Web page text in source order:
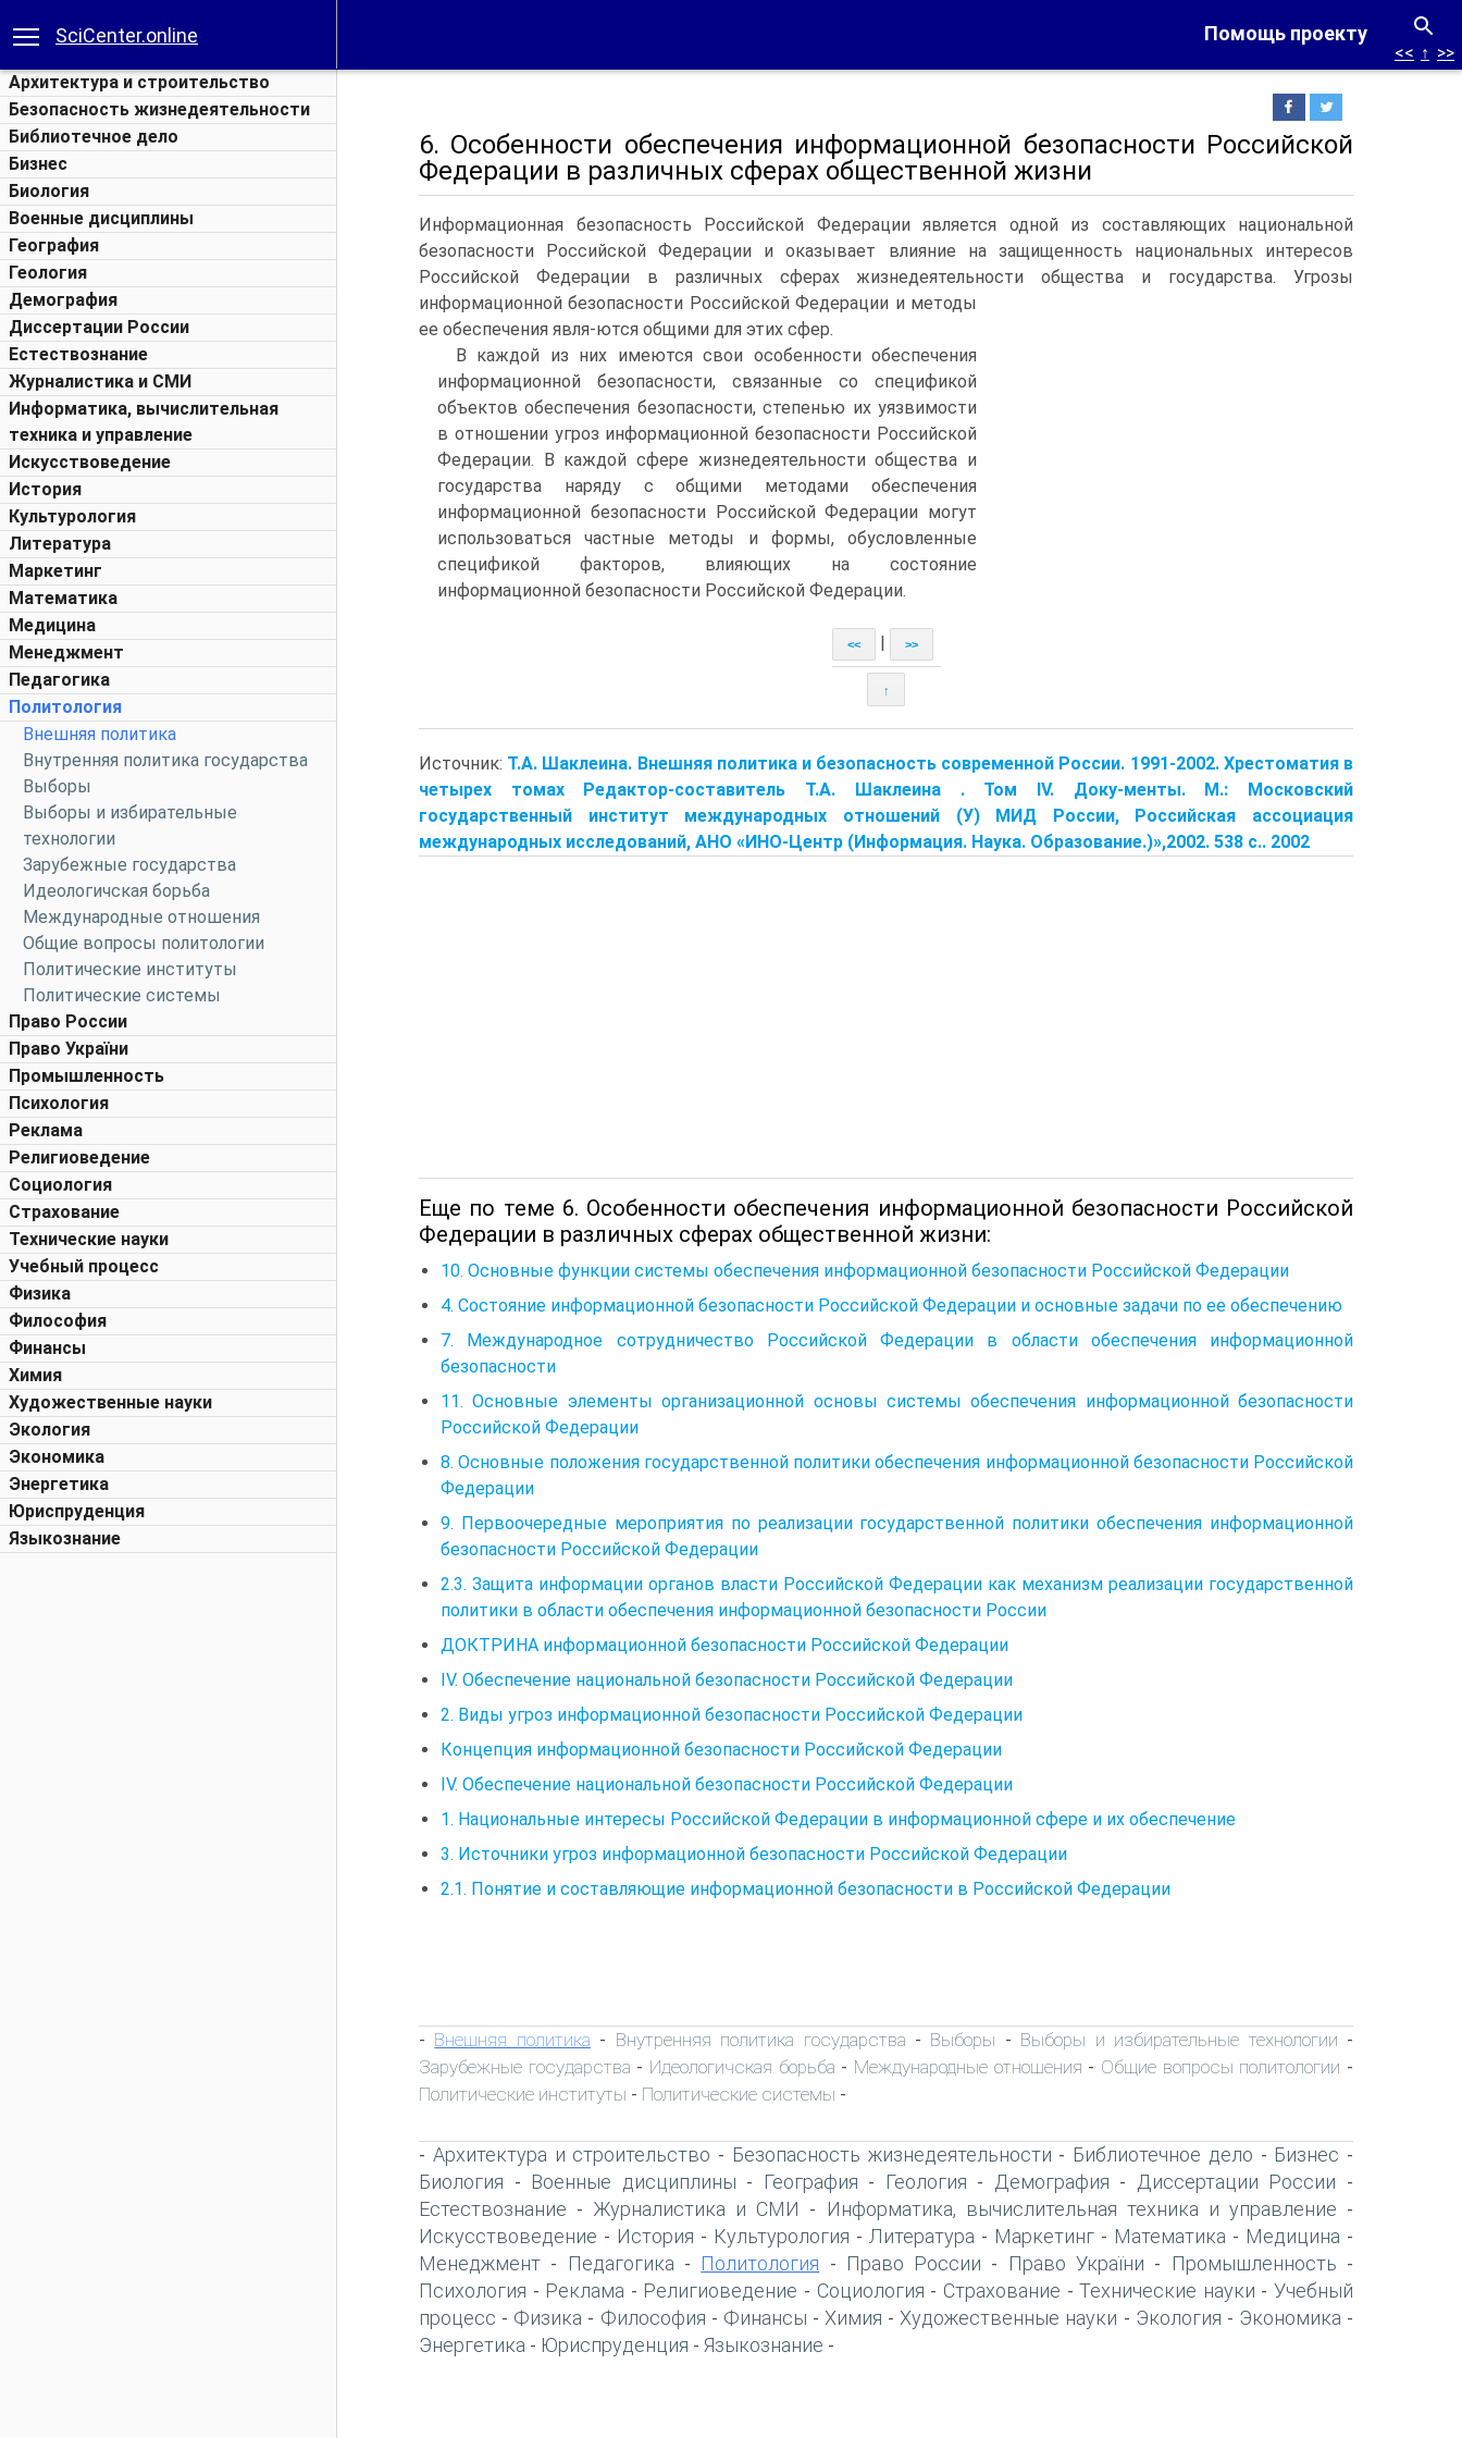
Помощь проекту
SciCenter.online
Архитектура и строительство
Безопасность жизнедеятельности
Библиотечное дело
Бизнес
Биология
Военные дисциплины
География
Геология
Демография
Диссертации России
Естествознание
Журналистика и СМИ
Информатика, вычислительная
техника и управление
Искусствоведение
История
Культурология
Литература
Маркетинг
Математика
Медицина
Менеджмент
Педагогика
Политология
Внешняя политика
Внутренняя политика государства
Выборы
Выборы и избирательные
технологии
Зарубежные государства
Идеологичская борьба
Международные отношения
Общие вопросы политологии
Политические институты
Политические системы
Право России
Право України
Промышленность
Психология
Реклама
Религиоведение
Социология
Страхование
Технические науки
Учебный процесс
Физика
Философия
Финансы
Химия
Художественные науки
Экология
Экономика
Энергетика
Юриспруденция
Языкознание
<< ↑ >>
6. Особенности обеспечения информационной безопасности Российской
Федерации в различных сферах общественной жизни
Информационная безопасность Российской Федерации является одной из составляющих национальной
безопасности Российской Федерации и оказывает влияние на защищенность национальных интересов
Российской Федерации в различных сферах жизнедеятельности общества и государства. Угрозы
информационной безопасности Российской Федерации и методы
ее обеспечения явля-ются общими для этих сфер.
В каждой из них имеются свои особенности обеспечения
информационной безопасности, связанные со спецификой
объектов обеспечения безопасности, степенью их уязвимости
в отношении угроз информационной безопасности Российской
Федерации. В каждой сфере жизнедеятельности общества и
государства наряду с общими методами обеспечения
информационной безопасности Российской Федерации могут
использоваться частные методы и формы, обусловленные
спецификой факторов, влияющих на состояние
информационной безопасности Российской Федерации.
<< >>
↑
Источник: Т.А. Шаклеина. Внешняя политика и безопасность современной России. 1991-2002. Хрестоматия в
четырех томах Редактор-составитель Т.А. Шаклеина . Том IV. Доку-менты. М.: Московский
государственный институт международных отношений (У) МИД России, Российская ассоциация
международных исследований, АНО «ИНО-Центр (Информация. Наука. Образование.)»,2002. 538 с.. 2002
Еще по теме 6. Особенности обеспечения информационной безопасности Российской
Федерации в различных сферах общественной жизни:
10. Основные функции системы обеспечения информационной безопасности Российской Федерации
4. Состояние информационной безопасности Российской Федерации и основные задачи по ее обеспечению
7. Международное сотрудничество Российской Федерации в области обеспечения информационной
безопасности
11. Основные элементы организационной основы системы обеспечения информационной безопасности
Российской Федерации
8. Основные положения государственной политики обеспечения информационной безопасности Российской
Федерации
9. Первоочередные мероприятия по реализации государственной политики обеспечения информационной
безопасности Российской Федерации
2.3. Защита информации органов власти Российской Федерации как механизм реализации государственной
политики в области обеспечения информационной безопасности России
ДОКТРИНА информационной безопасности Российской Федерации
IV. Обеспечение национальной безопасности Российской Федерации
2. Виды угроз информационной безопасности Российской Федерации
Концепция информационной безопасности Российской Федерации
IV. Обеспечение национальной безопасности Российской Федерации
1. Национальные интересы Российской Федерации в информационной сфере и их обеспечение
3. Источники угроз информационной безопасности Российской Федерации
2.1. Понятие и составляющие информационной безопасности в Российской Федерации
- Внешняя политика - Внутренняя политика государства - Выборы - Выборы и избирательные технологии -
Зарубежные государства - Идеологичская борьба - Международные отношения - Общие вопросы политологии -
Политические институты - Политические системы -
- Архитектура и строительство - Безопасность жизнедеятельности - Библиотечное дело - Бизнес -
Биология - Военные дисциплины - География - Геология - Демография - Диссертации России -
Естествознание - Журналистика и СМИ - Информатика, вычислительная техника и управление -
Искусствоведение - История - Культурология - Литература - Маркетинг - Математика - Медицина -
Менеджмент - Педагогика - Политология - Право России - Право України - Промышленность -
Психология - Реклама - Религиоведение - Социология - Страхование -Технические науки -Учебный
процесс - Физика - Философия - Финансы - Химия - Художественные науки - Экология - Экономика -
Энергетика - Юриспруденция - Языкознание -